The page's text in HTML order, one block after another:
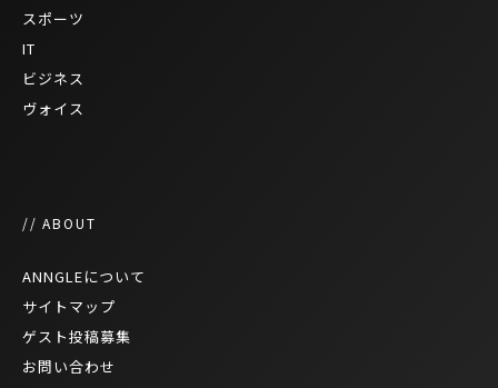
スポーツ
IT
ビジネス
ヴォイス
// ABOUT
ANNGLEについて
サイトマップ
ゲスト投稿募集
お問い合わせ